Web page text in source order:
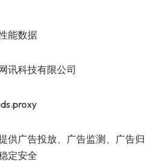
能数据
讯科技有限公司
供广告投放、广告监测、广告归
定安全